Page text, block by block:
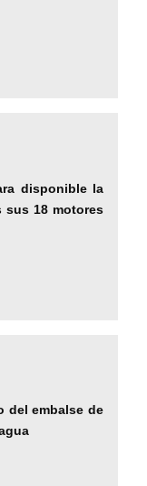
disponible la
sus 18 motores
del embalse de